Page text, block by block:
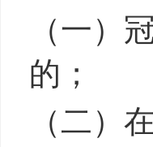
（一）
的；
（二）